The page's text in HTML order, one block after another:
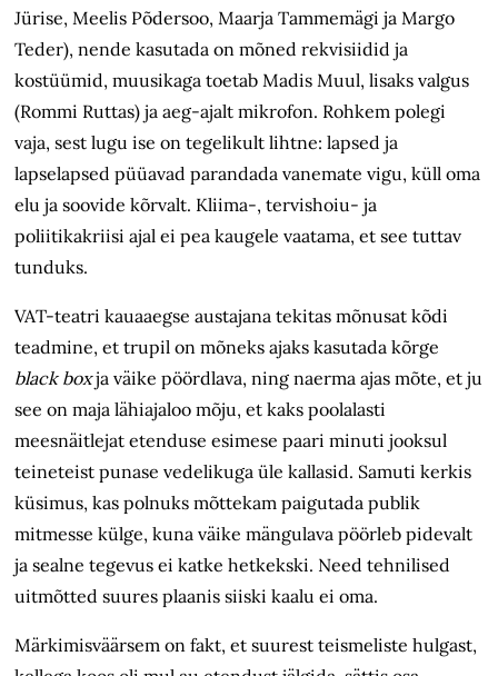
Jürise, Meelis Põdersoo, Maarja Tammemägi ja Margo
Teder), nende kasutada on mõned rekvisiidid ja
kostüümid, muusikaga toetab Madis Muul, lisaks valgus
(Rommi Ruttas) ja aeg-ajalt mikrofon. Rohkem polegi
vaja, sest lugu ise on tegelikult lihtne: lapsed ja
lapselapsed püüavad parandada vanemate vigu, küll oma
elu ja soovide kõrvalt. Kliima-, tervishoiu- ja
poliitikakriisi ajal ei pea kaugele vaatama, et see tuttav
tunduks.
VAT-teatri kauaaegse austajana tekitas mõnusat kõdi
teadmine, et trupil on mõneks ajaks kasutada kõrge
black boxja väike pöördlava, ning naerma ajas mõte, et ju
see on maja lähiajaloo mõju, et kaks poolalasti
meesnäitlejat etenduse esimese paari minuti jooksul
teineteist punase vedelikuga üle kallasid. Samuti kerkis
küsimus, kas polnuks mõttekam paigutada publik
mitmesse külge, kuna väike mängulava pöörleb pidevalt
ja sealne tegevus ei katke hetkekski. Need tehnilised
uitmõtted suures plaanis siiski kaalu ei oma.
Märkimisväärsem on fakt, et suurest teismeliste hulgast,